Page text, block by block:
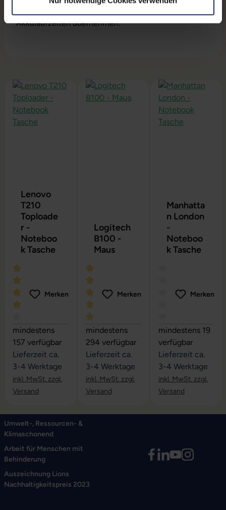
Akkulaufzeiten übernehmen.
Produktgalerie überspringen
Lenovo
T210
Toploade
r -
Noteboo
k Tasche
Durchschnittliche Bewertung von 4 von 5 Sternen
Merken
mindestens
157 verfügbar
Lieferzeit ca.
3-4 Werktage
inkl. MwSt. zzgl.
Versand
Logitech
B100 -
Maus
Durchschnittliche Bewertung von 5
Merken
mindestens
294 verfügbar
Lieferzeit ca.
3-4 Werktage
inkl. MwSt. zzgl.
Versand
Manhatta
n London
-
Noteboo
k Tasche
Durchschnittliche
Merken
mindestens 19
verfügbar
Lieferzeit ca.
3-4 Werktage
inkl. MwSt. zzgl.
Versand
Umwelt-, Ressourcen- &
Klimaschonend
Arbeit für Menschen mit
Behinderung
Auszeichnung Lions
Nachhaltigkeitspreis 2023